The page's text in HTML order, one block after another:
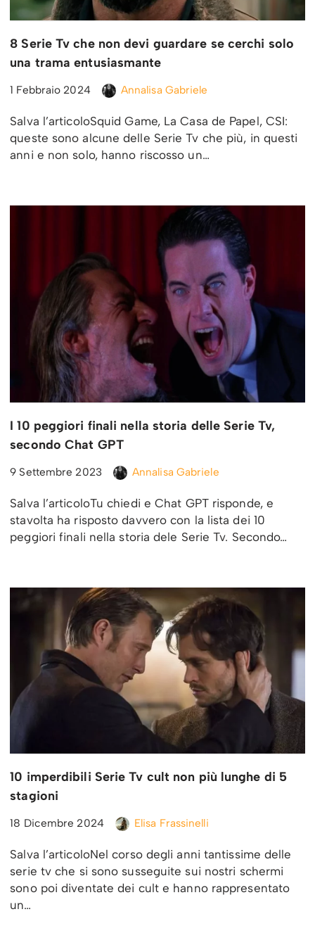
8 Serie Tv che non devi guardare se cerchi solo
una trama entusiasmante
1 Febbraio 2024 Annalisa Gabriele
Salva l’articoloSquid Game, La Casa de Papel, CSI:
queste sono alcune delle Serie Tv che più, in questi
anni e non solo, hanno riscosso un…
I 10 peggiori finali nella storia delle Serie Tv,
secondo Chat GPT
9 Settembre 2023 Annalisa Gabriele
Salva l’articoloTu chiedi e Chat GPT risponde, e
stavolta ha risposto davvero con la lista dei 10
peggiori finali nella storia dele Serie Tv. Secondo…
10 imperdibili Serie Tv cult non più lunghe di 5
stagioni
18 Dicembre 2024 Elisa Frassinelli
Salva l’articoloNel corso degli anni tantissime delle
serie tv che si sono susseguite sui nostri schermi
sono poi diventate dei cult e hanno rappresentato
un…